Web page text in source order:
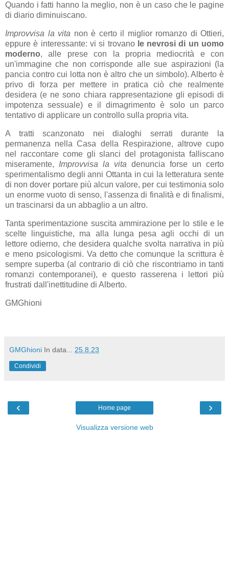
Quando i fatti hanno la meglio, non è un caso che le pagine
di diario diminuiscano.
Improvvisa la vita non è certo il miglior romanzo di Ottieri,
eppure è interessante: vi si trovano le nevrosi di un uomo
moderno, alle prese con la propria mediocrità e con
un'immagine che non corrisponde alle sue aspirazioni (la
pancia contro cui lotta non è altro che un simbolo). Alberto è
privo di forza per mettere in pratica ciò che realmente
desidera (e ne sono chiara rappresentazione gli episodi di
impotenza sessuale) e il dimagrimento è solo un parco
tentativo di applicare un controllo sulla propria vita.
A tratti scanzonato nei dialoghi serrati durante la
permanenza nella Casa della Respirazione, altrove cupo
nel raccontare come gli slanci del protagonista falliscano
miseramente, Improvvisa la vita denuncia forse un certo
sperimentalismo degli anni Ottanta in cui la letteratura sente
di non dover portare più alcun valore, per cui testimonia solo
un enorme vuoto di senso, l'assenza di finalità e di finalismi,
un trascinarsi da un abbaglio a un altro.
Tanta sperimentazione suscita ammirazione per lo stile e le
scelte linguistiche, ma alla lunga pesa agli occhi di un
lettore odierno, che desidera qualche svolta narrativa in più
e meno psicologismi. Va detto che comunque la scrittura è
sempre superba (al contrario di ciò che riscontriamo in tanti
romanzi contemporanei), e questo rasserena i lettori più
frustrati dall'inettitudine di Alberto.
GMGhioni
GMGhioni In data... 25.8.23
Condividi
‹ ›
Home page
Visualizza versione web